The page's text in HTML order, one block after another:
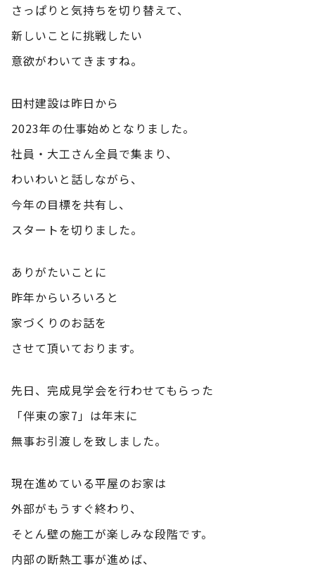
さっぱりと気持ちを切り替えて、
新しいことに挑戦したい
意欲がわいてきますね。
田村建設は昨日から
2023年の仕事始めとなりました。
社員・大工さん全員で集まり、
わいわいと話しながら、
今年の目標を共有し、
スタートを切りました。
ありがたいことに
昨年からいろいろと
家づくりのお話を
させて頂いております。
先日、完成見学会を行わせてもらった
「伴東の家7」は年末に
無事お引渡しを致しました。
現在進めている平屋のお家は
外部がもうすぐ終わり、
そとん壁の施工が楽しみな段階です。
内部の断熱工事が進めば、